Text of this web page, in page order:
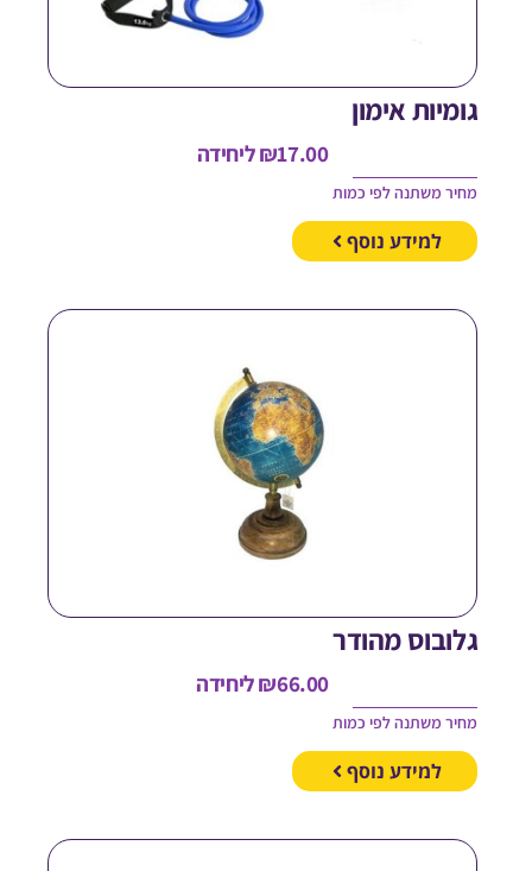
אימון
₪ליחידה
משתנה לפי כמות
למידע נוסף
מהודר
₪ליחידה
משתנה לפי כמות
למידע נוסף